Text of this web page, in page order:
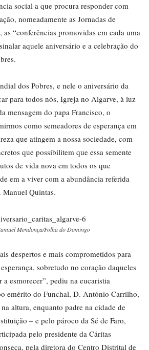
social a que procura responder com
nomeadamente as Jornadas de
as “conferências promovidas em cada uma
aquele aniversário e a celebração do
dos Pobres, e nele o aniversário da
para todos nós, Igreja no Algarve, à luz
mensagem do papa Francisco, o
como semeadores de esperança em
que atingem a nossa sociedade, com
que possibilitem que essa semente
de vida nova em todos os que
em a viver com a abundância referida
Quintas.
Mendonça/Folha do Domingo
despertos e mais comprometidos para
sobretudo no coração daqueles
a esmorecer”, pediu na eucaristia
emérito do Funchal, D. António Carrilho,
altura, enquanto padre na cidade de
– e pelo pároco da Sé de Faro,
pelo presidente da Cáritas
pela diretora do Centro Distrital de